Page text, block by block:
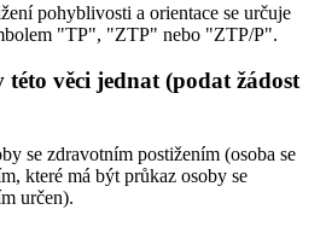
pohyblivosti a orientace se určuje
"TP", "ZTP" nebo "ZTP/P".
věci jednat (podat žádost
se zdravotním postižením (osoba se
které má být průkaz osoby se
určen).